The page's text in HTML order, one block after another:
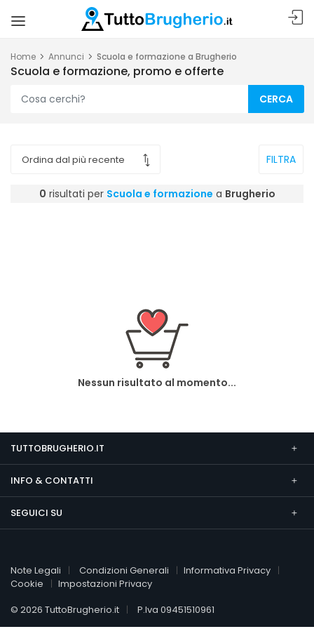
Home Annunci Scuola e formazione a Brugherio
Scuola e formazione, promo e offerte
CERCA
FILTRA
0 risultati per Scuola e formazione a Brugherio
Nessun risultato al momento...
TUTTOBRUGHERIO.IT
INFO & CONTATTI
SEGUICI SU
Note Legali Condizioni Generali
Informativa Privacy
Cookie
Impostazioni Privacy
© 2026 TuttoBrugherio.it
P.Iva 09451510961